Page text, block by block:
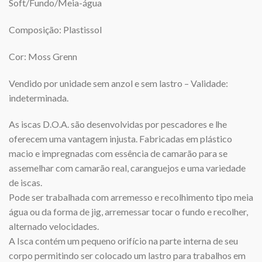
Soft/Fundo/Meia-água
Composição: Plastissol
Cor: Moss Grenn
Vendido por unidade sem anzol e sem lastro – Validade:
indeterminada.
As iscas D.O.A. são desenvolvidas por pescadores e lhe
oferecem uma vantagem injusta. Fabricadas em plástico
macio e impregnadas com essência de camarão para se
assemelhar com camarão real, caranguejos e uma variedade
de iscas.
Pode ser trabalhada com arremesso e recolhimento tipo meia
água ou da forma de jig, arremessar tocar o fundo e recolher,
alternado velocidades.
A Isca contém um pequeno orifício na parte interna de seu
corpo permitindo ser colocado um lastro para trabalhos em